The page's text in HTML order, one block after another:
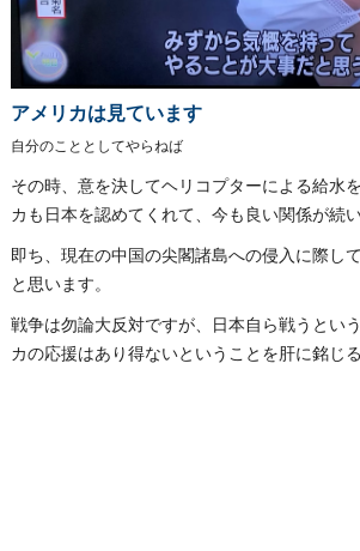
アメリカは見ています
自分のこととしてやらねば
その時、意を決してヘリコプターによる給水
カも日本を認めてくれて、今も良い関係が続
即ち、現在の中国の尖閣諸島への侵入に際し
と思います。
戦争は勿論大反対ですが、日本自ら戦うとい
カの応援はあり得ないということを肝に銘じ